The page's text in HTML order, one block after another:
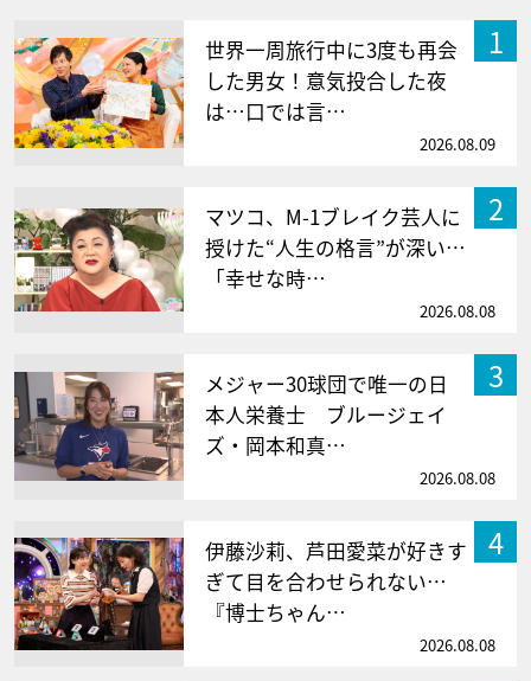
1
世界一周旅行中に3度も再会
した男女！意気投合した夜
は…口では言…
2026.08.09
2
マツコ、M-1ブレイク芸人に
授けた“人生の格言”が深い…
「幸せな時…
2026.08.08
3
メジャー30球団で唯一の日
本人栄養士 ブルージェイ
ズ・岡本和真…
2026.08.08
4
伊藤沙莉、芦田愛菜が好きす
ぎて目を合わせられない…
『博士ちゃん…
2026.08.08